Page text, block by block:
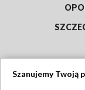
Szanujemy Twoją